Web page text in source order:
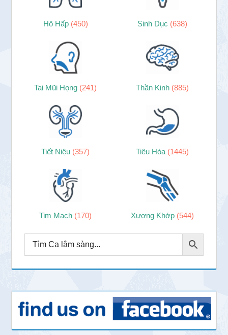
Hô Hấp (450) Sinh Dục (638)
Tai Mũi Họng (241) Thần Kinh (885)
Tiết Niệu (357) Tiêu Hóa (1445)
Tim Mạch (170) Xương Khớp (544)